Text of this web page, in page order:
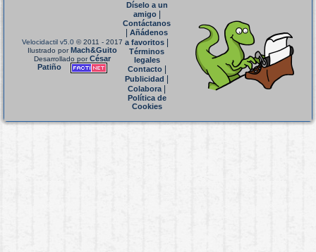
Velocidactil v5.0 © 2011 - 2017
Ilustrado porMach&Guito
Desarrollado porCésar
Patiño
Díselo a un
amigo|
Contáctanos
Añádenos
a favoritos
Términos
legales
Contacto|
Publicidad
Colabora|
Política de
Cookies